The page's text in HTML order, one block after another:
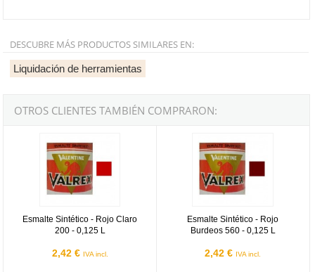
DESCUBRE MÁS PRODUCTOS SIMILARES EN:
Liquidación de herramientas
OTROS CLIENTES TAMBIÉN COMPRARON:
Esmalte Sintético - Rojo Claro
200 - 0,125 L
2,42 € IVA incl.
Esmalte Sintético - Rojo
Burdeos 560 - 0,125 L
2,42 € IVA incl.